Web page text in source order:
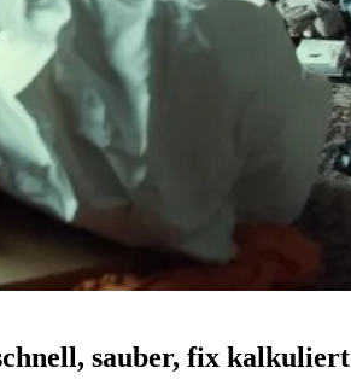
sauber, fix kalkuliert